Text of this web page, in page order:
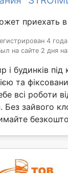
приехать
4
на сайте 2 дня
і будинків під
та
всі роботи
Без зайвого